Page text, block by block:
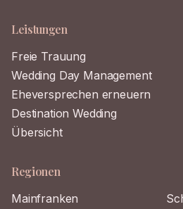
Leistungen
Freie Trauung
Wedding Day Management
Eheversprechen erneuern
Destination Wedding
Übersicht
Regionen
Mainfranken